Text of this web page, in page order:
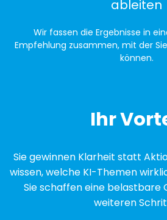
ableiten
Wir fassen die Ergebnisse in
Empfehlung zusammen, mit der
können.
Ihr
Sie gewinnen Klarheit statt
wissen, welche KI-Themen
Sie schaffen eine belastbare
weiteren